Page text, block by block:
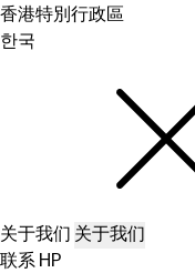
香港特別行政區
한국
关于我们 关于我们
联系 HP